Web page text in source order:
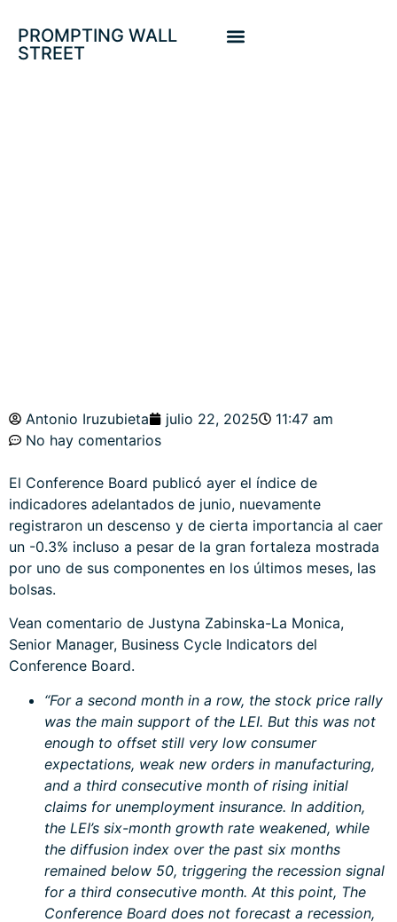
PROMPTING WALL
STREET
Antonio Iruzubieta julio 22, 2025
11:47 am
No hay comentarios
El Conference Board publicó ayer el índice de
indicadores adelantados de junio, nuevamente
registraron un descenso y de cierta importancia al caer
un -0.3% incluso a pesar de la gran fortaleza mostrada
por uno de sus componentes en los últimos meses, las
bolsas.
Vean comentario de Justyna Zabinska-La Monica,
Senior Manager, Business Cycle Indicators del
Conference Board.
“For a second month in a row, the stock price rally
was the main support of the LEI. But this was not
enough to offset still very low consumer
expectations, weak new orders in manufacturing,
and a third consecutive month of rising initial
claims for unemployment insurance. In addition,
the LEI’s six-month growth rate weakened, while
the diffusion index over the past six months
remained below 50, triggering the recession signal
for a third consecutive month. At this point, The
Conference Board does not forecast a recession,